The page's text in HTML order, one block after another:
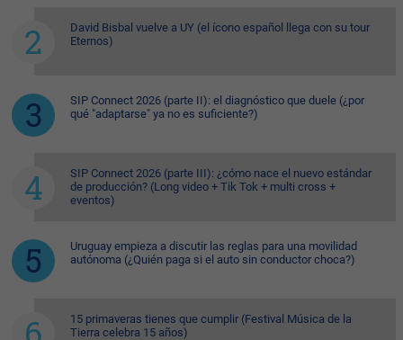
David Bisbal vuelve a UY (el ícono español llega con su tour
Eternos)
SIP Connect 2026 (parte II): el diagnóstico que duele (¿por
qué "adaptarse" ya no es suficiente?)
SIP Connect 2026 (parte III): ¿cómo nace el nuevo estándar
de producción? (Long video + Tik Tok + multi cross +
eventos)
Uruguay empieza a discutir las reglas para una movilidad
autónoma (¿Quién paga si el auto sin conductor choca?)
15 primaveras tienes que cumplir (Festival Música de la
Tierra celebra 15 años)